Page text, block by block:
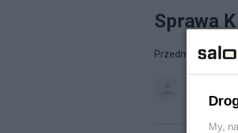
Sprawa
Przedmiot sprawy:
My,